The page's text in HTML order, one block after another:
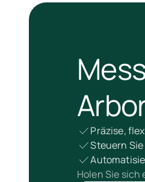
Präzise,
Steuern
Holen Sie sich